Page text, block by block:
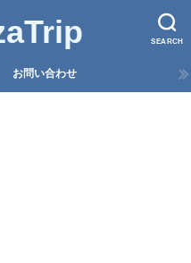
SEARCH
お問い合わせ